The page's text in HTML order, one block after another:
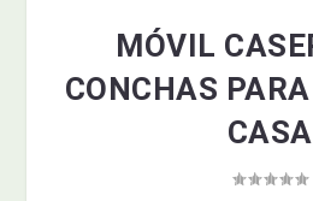
MÓVIL
CONCHAS
CASA